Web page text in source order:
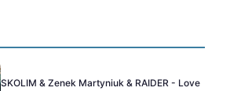
SKOLIM & Zenek Martyniuk & RAIDER - Love